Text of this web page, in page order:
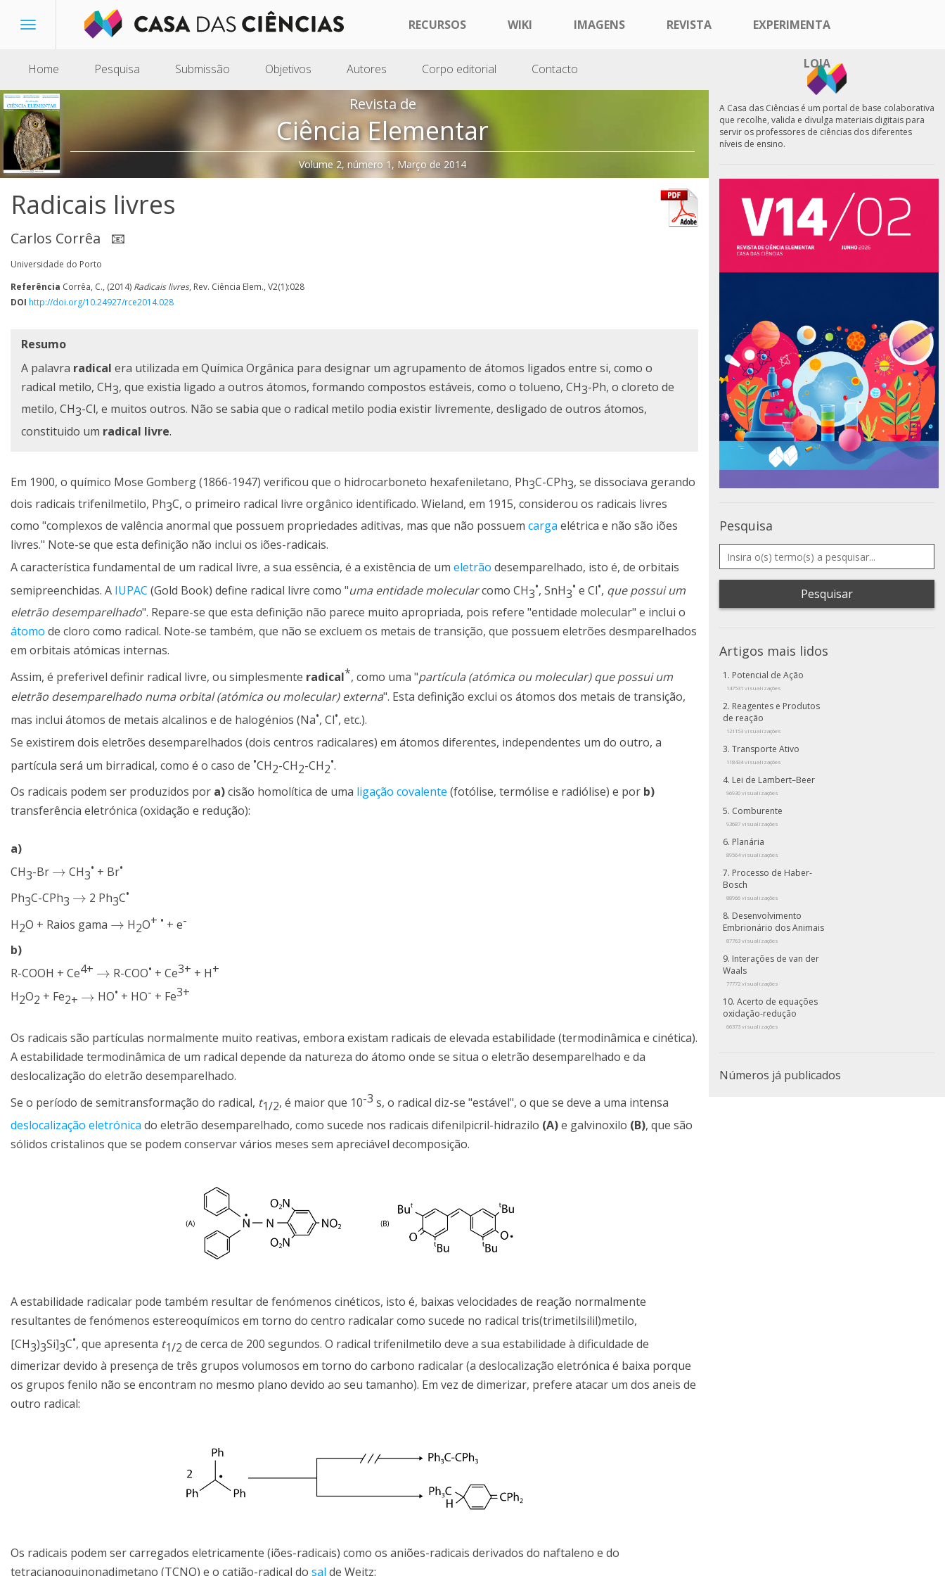
Toggle
RECURSOS WIKI IMAGENS REVISTA EXPERIMENTA
LOJA
Home Pesquisa Submissão Objetivos Autores Corpo editorial Contacto
Revista de
Ciência Elementar
Volume 2, número 1, Março de 2014
Radicais livres
Carlos Corrêa 📧
Universidade do Porto
Referência Corrêa, C., (2014) Radicais livres, Rev. Ciência Elem., V2(1):028
DOI http://doi.org/10.24927/rce2014.028
Resumo
A palavra radical era utilizada em Química Orgânica para designar um agrupamento de átomos ligados entre si, como o
radical metilo, CH3, que existia ligado a outros átomos, formando compostos estáveis, como o tolueno, CH3-Ph, o cloreto de
metilo, CH3-Cl, e muitos outros. Não se sabia que o radical metilo podia existir livremente, desligado de outros átomos,
constituido um radical livre.
Em 1900, o químico Mose Gomberg (1866-1947) verificou que o hidrocarboneto hexafeniletano, Ph3C-CPh3, se dissociava gerando
dois radicais trifenilmetilo, Ph3C, o primeiro radical livre orgânico identificado. Wieland, em 1915, considerou os radicais livres
como "complexos de valência anormal que possuem propriedades aditivas, mas que não possuem carga elétrica e não são iões
livres." Note-se que esta definição não inclui os iões-radicais.
A característica fundamental de um radical livre, a sua essência, é a existência de um eletrão desemparelhado, isto é, de orbitais
semipreenchidas. A IUPAC (Gold Book) define radical livre como "uma entidade molecularcomo CH3•, SnH3• e Cl•, que possui um
eletrão desemparelhado". Repare-se que esta definição não parece muito apropriada, pois refere "entidade molecular" e inclui o
átomo de cloro como radical. Note-se também, que não se excluem os metais de transição, que possuem eletrões desmparelhados
em orbitais atómicas internas.
Assim, é preferivel definir radical livre, ou simplesmente radical*, como uma "partícula (atómica ou molecular) que possui um
eletrão desemparelhado numa orbital (atómica ou molecular) externa". Esta definição exclui os átomos dos metais de transição,
mas inclui átomos de metais alcalinos e de halogénios (Na•, Cl•, etc.).
Se existirem dois eletrões desemparelhados (dois centros radicalares) em átomos diferentes, independentes um do outro, a
partícula será um birradical, como é o caso de •CH2-CH2-CH2•.
Os radicais podem ser produzidos por a)cisão homolítica de uma ligação covalente (fotólise, termólise e radiólise) e por b)
transferência eletrónica (oxidação e redução):
a)
CH3-Br →
→ CH3• + Br•
Ph3C-CPh3 →
→ 2 Ph3C•
H2O + Raios gama →
→ H2O+ • + e-
b)
R-COOH + Ce4+ →
→ R-COO• + Ce3+ + H+
H2O2 + Fe2+ →
→ HO• + HO- + Fe3+
Os radicais são partículas normalmente muito reativas, embora existam radicais de elevada estabilidade (termodinâmica e cinética).
A estabilidade termodinâmica de um radical depende da natureza do átomo onde se situa o eletrão desemparelhado e da
deslocalização do eletrão desemparelhado.
Se o período de semitransformação do radical, t1/2, é maior que 10-3 s, o radical diz-se "estável", o que se deve a uma intensa
deslocalização eletrónica do eletrão desemparelhado, como sucede nos radicais difenilpicril-hidrazilo (A)e galvinoxilo (B), que são
sólidos cristalinos que se podem conservar vários meses sem apreciável decomposição.
A estabilidade radicalar pode também resultar de fenómenos cinéticos, isto é, baixas velocidades de reação normalmente
resultantes de fenómenos estereoquímicos em torno do centro radicalar como sucede no radical tris(trimetilsilil)metilo,
[CH3)3Si]3C•, que apresenta t1/2 de cerca de 200 segundos. O radical trifenilmetilo deve a sua estabilidade à dificuldade de
dimerizar devido à presença de três grupos volumosos em torno do carbono radicalar (a deslocalização eletrónica é baixa porque
os grupos fenilo não se encontram no mesmo plano devido ao seu tamanho). Em vez de dimerizar, prefere atacar um dos aneis de
outro radical:
Os radicais podem ser carregados eletricamente (iões-radicais) como os aniões-radicais derivados do naftaleno e do
tetracianoquinonadimetano (TCNQ) e o catião-radical do sal de Weitz:
A Casa das Ciências é um portal de base colaborativa
que recolhe, valida e divulga materiais digitais para
servir os professores de ciências dos diferentes
níveis de ensino.
Pesquisa
Pesquisar
Artigos mais lidos
Potencial de Ação
147531 visualizações
Reagentes e Produtos
de reação
121153 visualizações
Transporte Ativo
118434 visualizações
Lei de Lambert–Beer
96930 visualizações
Comburente
93687 visualizações
Planária
89564 visualizações
Processo de Haber-
Bosch
88966 visualizações
Desenvolvimento
Embrionário dos Animais
87763 visualizações
Interações de van der
Waals
77772 visualizações
Acerto de equações
oxidação-redução
66373 visualizações
Números já publicados